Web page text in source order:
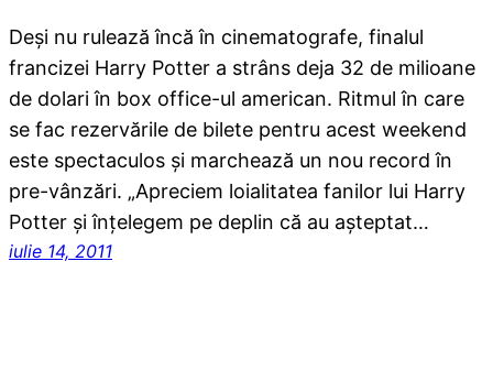
Deşi nu rulează încă în cinematografe, finalul
francizei Harry Potter a strâns deja 32 de milioane
de dolari în box office-ul american. Ritmul în care
se fac rezervările de bilete pentru acest weekend
este spectaculos şi marchează un nou record în
pre-vânzări. „Apreciem loialitatea fanilor lui Harry
Potter şi înţelegem pe deplin că au aşteptat…
iulie 14, 2011